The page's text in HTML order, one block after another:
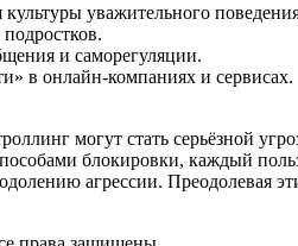
уважительного
и саморегуляции.
в онлайн‑компаниях и сервисах.
могут стать серьёзной
блокировки, каждый
агрессии. Преодолевая